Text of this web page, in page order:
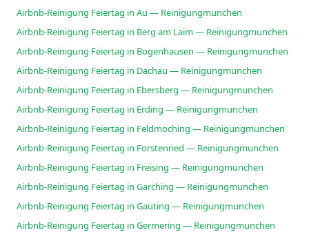
Airbnb-Reinigung Feiertag in Au — Reinigungmunchen
Airbnb-Reinigung Feiertag in Berg am Laim — Reinigungmunchen
Airbnb-Reinigung Feiertag in Bogenhausen — Reinigungmunchen
Airbnb-Reinigung Feiertag in Dachau — Reinigungmunchen
Airbnb-Reinigung Feiertag in Ebersberg — Reinigungmunchen
Airbnb-Reinigung Feiertag in Erding — Reinigungmunchen
Airbnb-Reinigung Feiertag in Feldmoching — Reinigungmunchen
Airbnb-Reinigung Feiertag in Forstenried — Reinigungmunchen
Airbnb-Reinigung Feiertag in Freising — Reinigungmunchen
Airbnb-Reinigung Feiertag in Garching — Reinigungmunchen
Airbnb-Reinigung Feiertag in Gauting — Reinigungmunchen
Airbnb-Reinigung Feiertag in Germering — Reinigungmunchen